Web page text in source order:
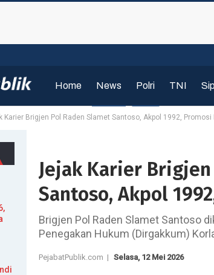
Home News Polri TNI
Karier Brigjen Pol Raden Slamet Santoso, Akpol 1992, Promosi
Jejak Karier
Santoso, Akpol
Brigjen Pol Raden Slamet Santoso
Penegakan Hukum (Dirgakkum)
PejabatPublik.com | Selasa, 12 Mei 2026